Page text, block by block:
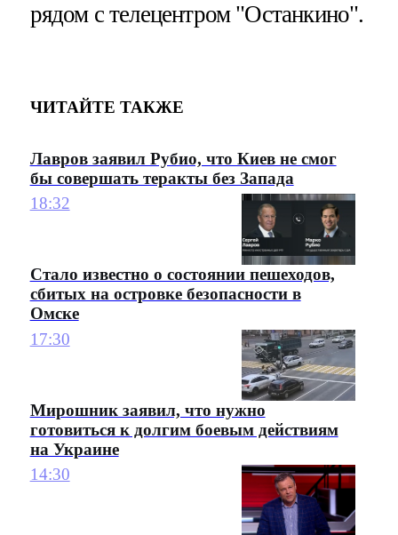
рядом с телецентром "Останкино".
ЧИТАЙТЕ ТАКЖЕ
Лавров заявил Рубио, что Киев не смог
бы совершать теракты без Запада
18:32
Стало известно о состоянии пешеходов,
сбитых на островке безопасности в
Омске
17:30
Мирошник заявил, что нужно
готовиться к долгим боевым действиям
на Украине
14:30